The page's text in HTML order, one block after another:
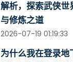
解析，探索武侠世
与修炼之道
2026-07-19 01:19:33
为什么我在登录地